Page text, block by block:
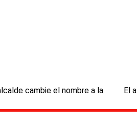
cambie el nombre a la
post:
El